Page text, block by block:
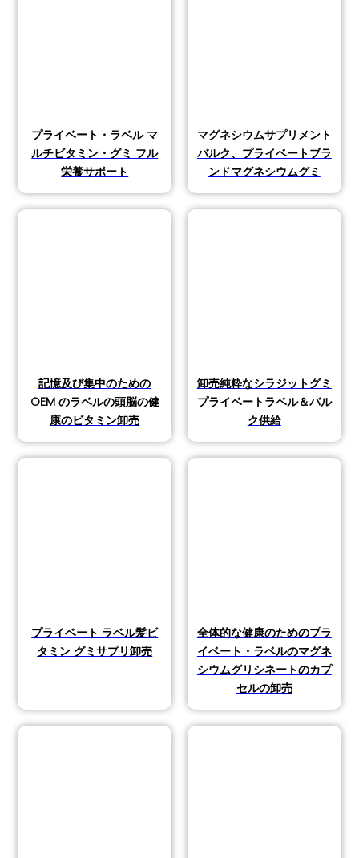
プライベート・ラベル マ
ルチビタミン・グミ フル
栄養サポート
マグネシウムサプリメント
バルク、プライベートブラ
ンドマグネシウムグミ
記憶及び集中のための
OEM のラベルの頭脳の健
康のビタミン卸売
卸売純粋なシラジットグミ
プライベートラベル＆バル
ク供給
プライベート ラベル髪ビ
タミン グミサプリ卸売
全体的な健康のためのプラ
イベート・ラベルのマグネ
シウムグリシネートのカプ
セルの卸売